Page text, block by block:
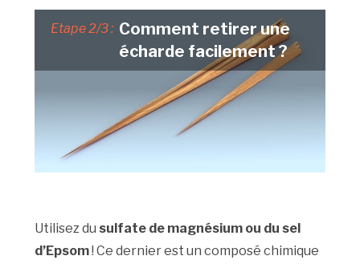
Etape 2/3 : Comment retirer une
écharde facilement ?
Utilisez du sulfate de magnésium ou du sel
d’Epsom! Ce dernier est un composé chimique